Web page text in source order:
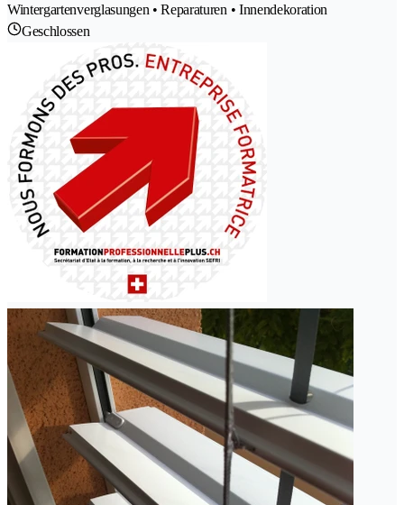
Wintergartenverglasungen • Reparaturen • Innendekoration
Geschlossen